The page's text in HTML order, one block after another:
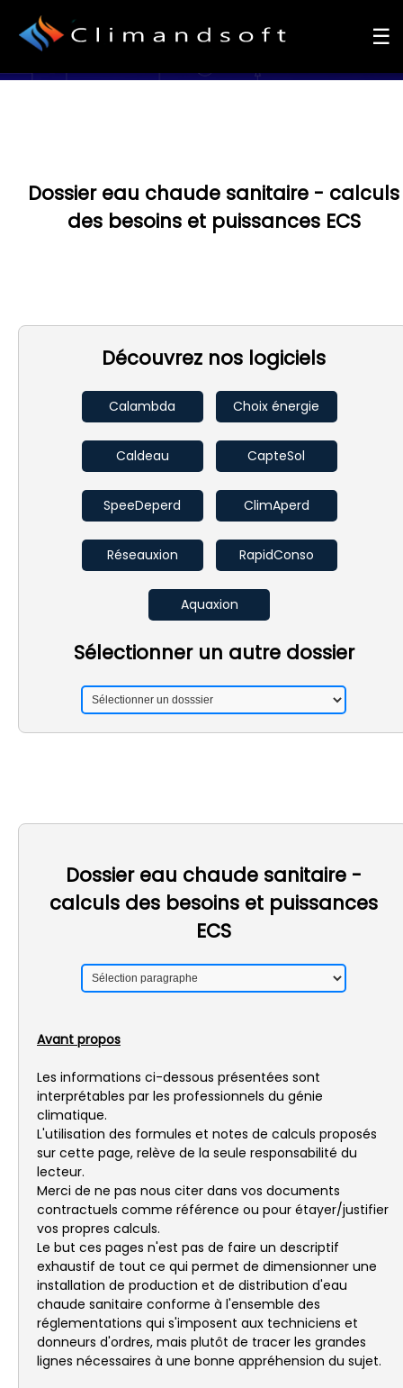
☰
Dossier eau chaude sanitaire - calculs
des besoins et puissances ECS
Découvrez nos logiciels
Calambda Choix énergie
Caldeau CapteSol
SpeeDeperd ClimAperd
Réseauxion RapidConso
Aquaxion
Sélectionner un autre dossier
Dossier eau chaude sanitaire -
calculs des besoins et puissances
ECS
Avant propos
Les informations ci-dessous présentées sont
interprétables par les professionnels du génie
climatique.
L'utilisation des formules et notes de calculs proposés
sur cette page, relève de la seule responsabilité du
lecteur.
Merci de ne pas nous citer dans vos documents
contractuels comme référence ou pour étayer/justifier
vos propres calculs.
Le but ces pages n'est pas de faire un descriptif
exhaustif de tout ce qui permet de dimensionner une
installation de production et de distribution d'eau
chaude sanitaire conforme à l'ensemble des
réglementations qui s'imposent aux techniciens et
donneurs d'ordres, mais plutôt de tracer les grandes
lignes nécessaires à une bonne appréhension du sujet.